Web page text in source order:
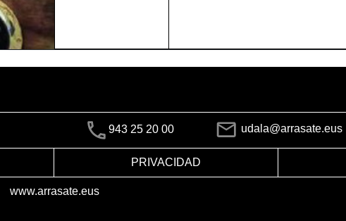
943 25 20 00 udala@arrasate.eus
PRIVACIDAD
www.arrasate.eus